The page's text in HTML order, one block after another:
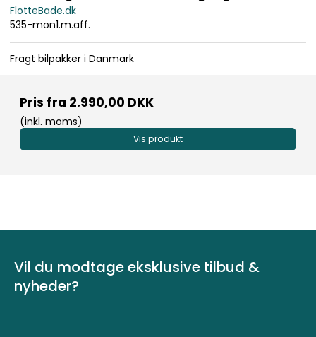
FlotteBade.dk
535-mon1.m.aff.
Fragt bilpakker i Danmark
Pris fra 2.990,00 DKK
(inkl. moms)
Vis produkt
Vil du modtage eksklusive tilbud &
nyheder?